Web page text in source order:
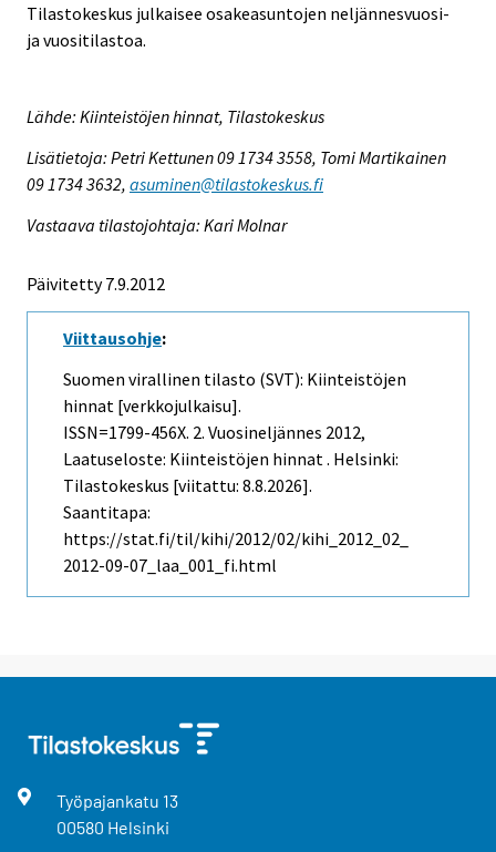
Tilastokeskus julkaisee osakeasuntojen neljännesvuosi-
ja vuositilastoa.
Lähde: Kiinteistöjen hinnat, Tilastokeskus
Lisätietoja: Petri Kettunen 09 1734 3558, Tomi Martikainen
09 1734 3632, asuminen@tilastokeskus.fi
Vastaava tilastojohtaja: Kari Molnar
Päivitetty 7.9.2012
Viittausohje:
Suomen virallinen tilasto (SVT): Kiinteistöjen
hinnat [verkkojulkaisu].
ISSN=1799-456X. 2. Vuosineljännes 2012,
Laatuseloste: Kiinteistöjen hinnat . Helsinki:
Tilastokeskus [viitattu: 8.8.2026].
Saantitapa:
https://stat.fi/til/kihi/2012/02/kihi_2012_02_
2012-09-07_laa_001_fi.html
Työpajankatu 13
00580 Helsinki